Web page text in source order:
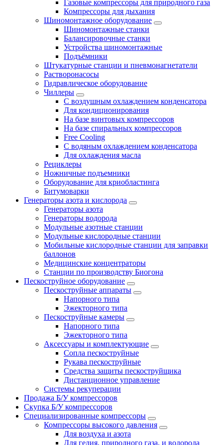
Газовые компрессоры для природного газа
Компрессоры для дыхания
Шиномонтажное оборудование
Шиномонтажные станки
Балансировочные станки
Устройства шиномонтажные
Подъёмники
Штукатурные станции и пневмонагнетатели
Растворонасосы
Гидравлическое оборудование
Чиллеры
С воздушным охлаждением конденсатора
Для кондиционирования
На базе винтовых компрессоров
На базе спиральных компрессоров
Free Cooling
С водяным охлаждением конденсатора
Для охлаждения масла
Рециклеры
Ножничные подъемники
Оборудование для криобластинга
Битумоварки
Генераторы азота и кислорода
Генераторы азота
Генераторы водорода
Модульные азотные станции
Модульные кислородные станции
Мобильные кислородные станции для заправки
баллонов
Медицинские концентраторы
Станции по производству Биогона
Пескоструйное оборудование
Пескоструйные аппараты
Напорного типа
Эжекторного типа
Пескоструйные камеры
Напорного типа
Эжекторного типа
Аксессуары и комплектующие
Сопла пескоструйные
Рукава пескоструйные
Средства защиты пескоструйщика
Дистанционное управление
Системы рекуперации
Продажа Б/У компрессоров
Скупка Б/У компрессоров
Специализированные компрессоры
Компрессоры высокого давления
Для воздуха и азота
Для гелия, природного газа, и водорода